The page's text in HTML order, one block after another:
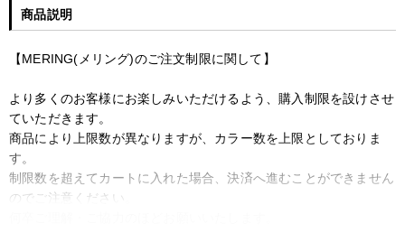
商品説明
【MERING(メリング)のご注文制限に関して】
より多くのお客様にお楽しみいただけるよう、購入制限を設けさせ
ていただきます。
商品により上限数が異なりますが、カラー数を上限としておりま
す。
制限数を超えてカートに入れた場合、決済へ進むことができません
のでご注意ください。